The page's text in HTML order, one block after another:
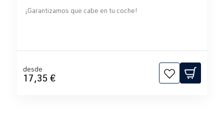
¡Garantizamos que cabe en tu coche!
desde
17,35 €